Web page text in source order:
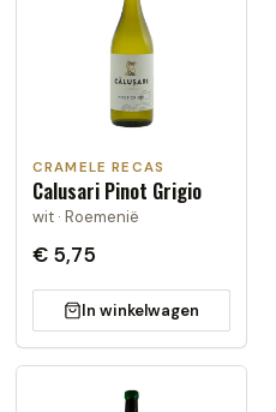
CRAMELE RECAS
Calusari Pinot Grigio
wit · Roemenië
€ 5,75
In winkelwagen